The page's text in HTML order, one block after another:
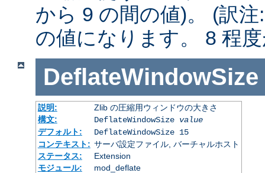
から 9 の間の値)。 (訳
の値になります。 8 程
DeflateWindowSize
説明:
Zlib の圧縮用ウィンドウの大きさ
構文:
DeflateWindowSize value
デフォルト:
DeflateWindowSize 15
コンテキスト: サーバ設定ファイル, バーチャルホスト
ステータス:
Extension
モジュール:
mod_deflate